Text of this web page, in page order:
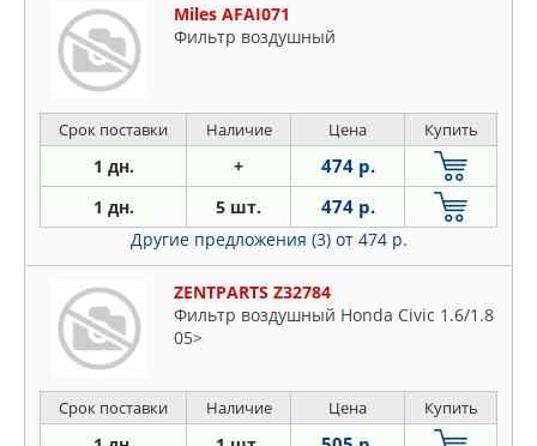
Miles AFAI071
Фильтр воздушный
Срок поставки Наличие Цена Купить
1 дн. + 474 р.
1 дн. 5 шт. 474 р.
Другие предложения (3) от 474 р.
ZENTPARTS Z32784
Фильтр воздушный Honda Civic 1.6/1.8
05>
Срок поставки Наличие Цена Купить